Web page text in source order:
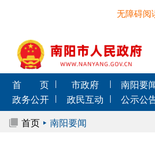
无障碍阅
首 页 市政府 南阳要
政务公开
政民互动 公示公
首页
南阳要闻